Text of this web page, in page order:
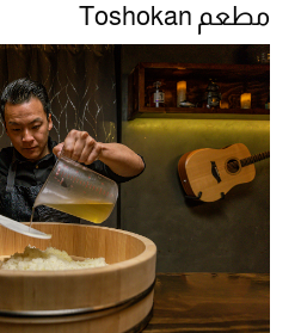
مطعم Toshokan